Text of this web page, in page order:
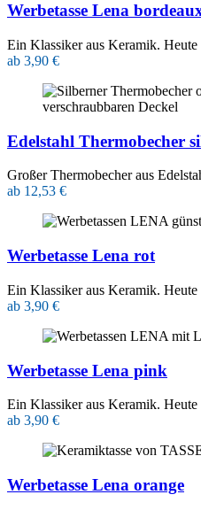
Werbetasse Lena
Ein Klassiker aus Keramik.
ab 3,90 €
Edelstahl Thermobecher
Großer Thermobecher aus
ab 12,53 €
Werbetasse Lena rot
Ein Klassiker aus Keramik.
ab 3,90 €
Werbetasse Lena pink
Ein Klassiker aus Keramik.
ab 3,90 €
Werbetasse Lena orange